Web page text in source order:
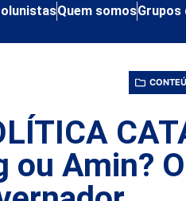
Quem somosGrupos
Amin?